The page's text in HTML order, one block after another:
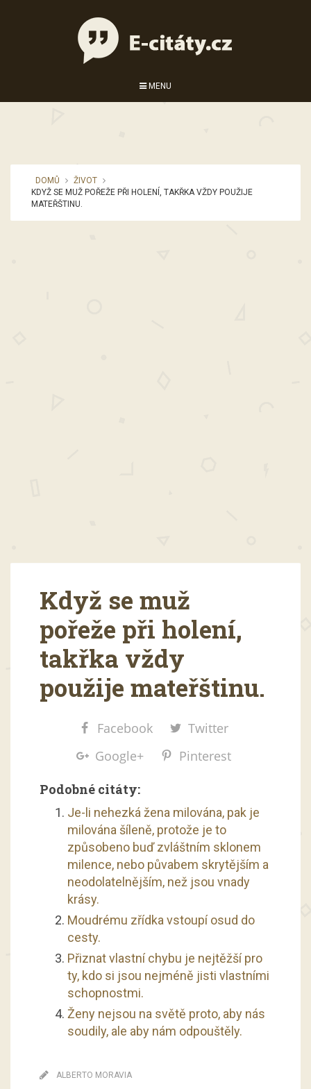
MENU
DOMŮ
ŽIVOT
KDYŽ SE MUŽ POŘEŽE PŘI HOLENÍ, TAKŘKA VŽDY POUŽIJE
MATEŘŠTINU.
Když se muž
pořeže při holení,
takřka vždy
použije mateřštinu.
Facebook
Twitter
Google+
Pinterest
Podobné citáty:
Je-li nehezká žena milována, pak je
milována šíleně, protože je to
způsobeno buď zvláštním sklonem
milence, nebo půvabem skrytějším a
neodolatelnějším, než jsou vnady
krásy.
Moudrému zřídka vstoupí osud do
cesty.
Přiznat vlastní chybu je nejtěžší pro
ty, kdo si jsou nejméně jisti vlastními
schopnostmi.
Ženy nejsou na světě proto, aby nás
soudily, ale aby nám odpouštěly.
ALBERTO MORAVIA